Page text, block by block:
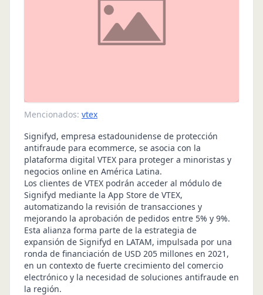
Mencionados: vtex
Signifyd, empresa estadounidense de protección
antifraude para ecommerce, se asocia con la
plataforma digital VTEX para proteger a minoristas y
negocios online en América Latina.
Los clientes de VTEX podrán acceder al módulo de
Signifyd mediante la App Store de VTEX,
automatizando la revisión de transacciones y
mejorando la aprobación de pedidos entre 5% y 9%.
Esta alianza forma parte de la estrategia de
expansión de Signifyd en LATAM, impulsada por una
ronda de financiación de USD 205 millones en 2021,
en un contexto de fuerte crecimiento del comercio
electrónico y la necesidad de soluciones antifraude en
la región.